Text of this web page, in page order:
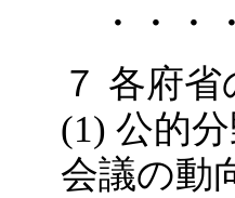
・・・
７ 各府省
(1) 公的
会議の動